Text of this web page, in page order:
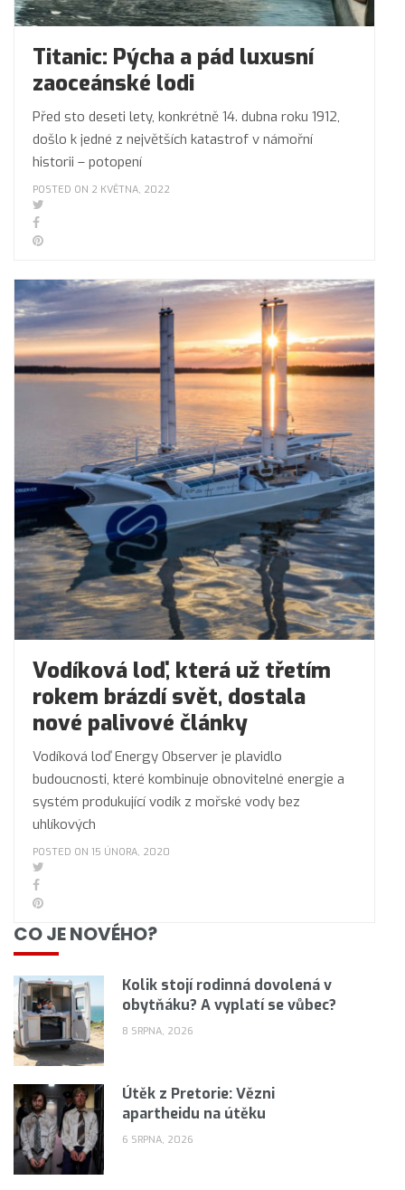
Titanic: Pýcha a pád luxusní
zaoceánské lodi
Před sto deseti lety, konkrétně 14. dubna roku 1912,
došlo k jedné z největších katastrof v námořní
historii – potopení
POSTED ON 2 KVĚTNA, 2022
Vodíková loď, která už třetím
rokem brázdí svět, dostala
nové palivové články
Vodíková loď Energy Observer je plavidlo
budoucnosti, které kombinuje obnovitelné energie a
systém produkující vodík z mořské vody bez
uhlíkových
POSTED ON 15 ÚNORA, 2020
CO JE NOVÉHO?
Kolik stojí rodinná dovolená v
obytňáku? A vyplatí se vůbec?
8 SRPNA, 2026
Útěk z Pretorie: Vězni
apartheidu na útěku
6 SRPNA, 2026